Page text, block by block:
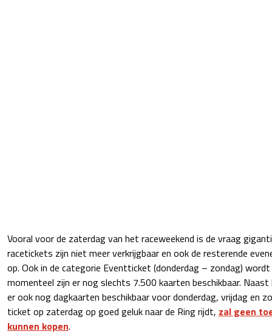
Vooral voor de zaterdag van het raceweekend is de vraag
racetickets zijn niet meer verkrijgbaar en ook de resterende
op. Ook in de categorie Eventticket (donderdag – zondag)
momenteel zijn er nog slechts 7.500 kaarten beschikbaar.
er ook nog dagkaarten beschikbaar voor donderdag, vrijdag en
ticket op zaterdag op goed geluk naar de Ring rijdt, zal geen
kunnen kopen.